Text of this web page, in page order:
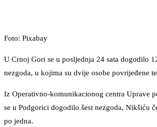
Foto: Pixabay
U Crnoj Gori se u posljednja 24 sata dogodilo
nezgoda, u kojima su dvije osobe povrijeđene
Iz Operativno-komunikacionog centra Uprave
se u Podgorici dogodilo šest nezgoda, Nikšiću
po jedna.